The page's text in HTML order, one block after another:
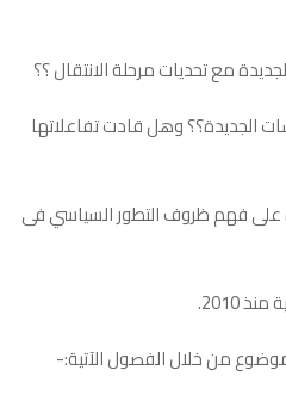
الجديدة؟؟ وهل قادت تفاعلاتها
على فهم ظروف التطور السياسي فى
2010.
من خلال الفصول الآتية:-